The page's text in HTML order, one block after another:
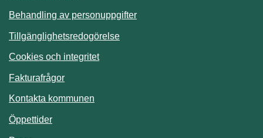
Behandling av personuppgifter
Tillgänglighetsredogörelse
Cookies och integritet
Fakturafrågor
Kontakta kommunen
Öppettider